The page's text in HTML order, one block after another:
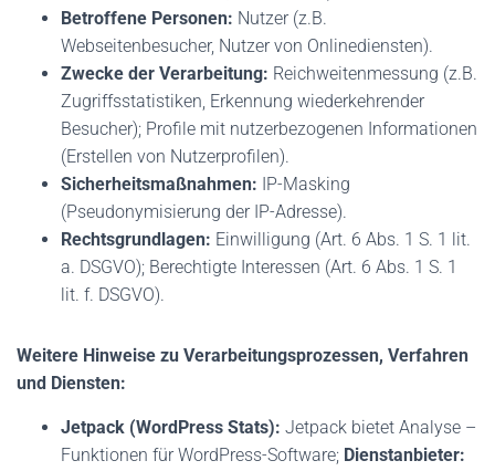
Betroffene Personen: Nutzer (z.B.
Webseitenbesucher, Nutzer von Onlinediensten).
Zwecke der Verarbeitung: Reichweitenmessung (z.B.
Zugriffsstatistiken, Erkennung wiederkehrender
Besucher); Profile mit nutzerbezogenen Informationen
(Erstellen von Nutzerprofilen).
Sicherheitsmaßnahmen: IP-Masking
(Pseudonymisierung der IP-Adresse).
Rechtsgrundlagen: Einwilligung (Art. 6 Abs. 1 S. 1 lit.
a. DSGVO); Berechtigte Interessen (Art. 6 Abs. 1 S. 1
lit. f. DSGVO).
Weitere Hinweise zu Verarbeitungsprozessen, Verfahren
und Diensten:
Jetpack (WordPress Stats): Jetpack bietet Analyse –
Funktionen für WordPress-Software; Dienstanbieter: